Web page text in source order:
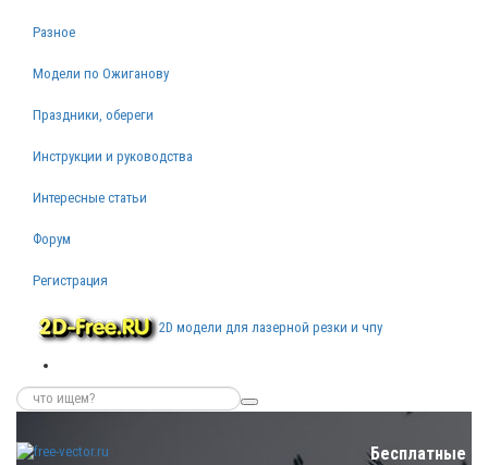
Разное
Модели по Ожиганову
Праздники, обереги
Инструкции и руководства
Интересные статьи
Форум
Регистрация
2D модели для лазерной резки и чпу
Бесплатные